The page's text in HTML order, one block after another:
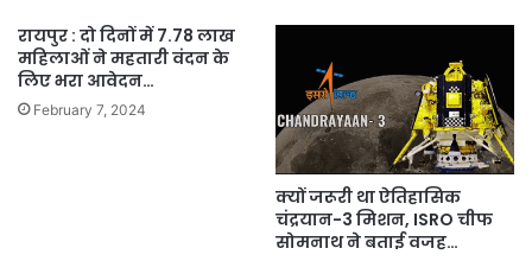
रायपुर : दो दिनों में 7.78 लाख
महिलाओं ने महतारी वंदन के
लिए भरा आवेदन…
February 7, 2024
क्यों जरूरी था ऐतिहासिक
चंद्रयान-3 मिशन, ISRO चीफ
सोमनाथ ने बताई वजह…